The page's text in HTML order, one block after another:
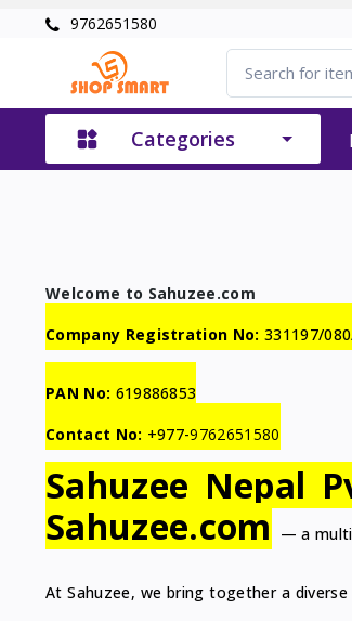
9762651580
Categories
Welcome to Sahuzee.com
Company Registration No: 331197/
PAN No: 619886853
Contact No: +977-9762651580
Sahuzee Nepal
Sahuzee.com
— a
At Sahuzee, we bring together a